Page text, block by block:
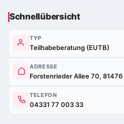
Schnellübersicht
TYP
Teilhabeberatung (EUTB)
ADRESSE
Forstenrieder Allee 70,
TELEFON
04331 77 003 33